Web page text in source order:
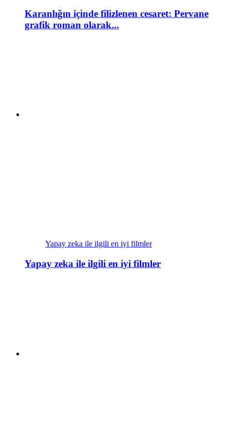
Karanlığın içinde filizlenen cesaret: Pervane
grafik roman olarak...
Yapay zeka ile ilgili en iyi filmler
Yapay zeka ile ilgili en iyi filmler